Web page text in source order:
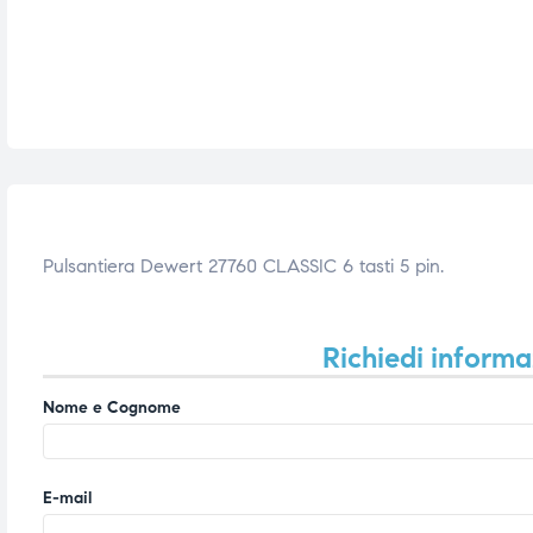
Pulsantiera Dewert 27760 CLASSIC 6 tasti 5 pin.
Richiedi
Nome e Cognome
E-mail